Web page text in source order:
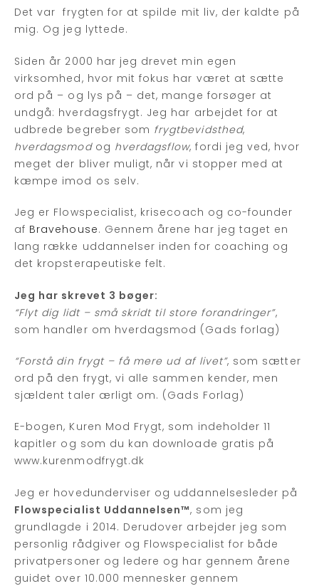
Det var frygten for at spilde mit liv, der kaldte på
mig. Og jeg lyttede.
Siden år 2000 har jeg drevet min egen
virksomhed, hvor mit fokus har været at sætte
ord på – og lys på – det, mange forsøger at
undgå: hverdagsfrygt. Jeg har arbejdet for at
udbrede begreber som frygtbevidsthed,
hverdagsmodog hverdagsflow, fordi jeg ved, hvor
meget der bliver muligt, når vi stopper med at
kæmpe imod os selv.
Jeg er Flowspecialist, krisecoach og co-founder
af Bravehouse. Gennem årene har jeg taget en
lang række uddannelser inden for coaching og
det kropsterapeutiske felt.
Jeg har skrevet 3 bøger:
“Flyt dig lidt – små skridt til store forandringer”,
som handler om hverdagsmod (Gads forlag)
“Forstå din frygt – få mere ud af livet”, som sætter
ord på den frygt, vi alle sammen kender, men
sjældent taler ærligt om. (Gads Forlag)
E-bogen, Kuren Mod Frygt, som indeholder 11
kapitler og som du kan downloade gratis på
www.kurenmodfrygt.dk
Jeg er hovedunderviser og uddannelsesleder på
Flowspecialist Uddannelsen™, som jeg
grundlagde i 2014. Derudover arbejder jeg som
personlig rådgiver og Flowspecialist for både
privatpersoner og ledere og har gennem årene
guidet over 10.000 mennesker gennem